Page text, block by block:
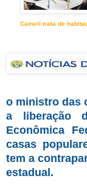
Cameli trata de
o ministro das
a liberação
Econômica
casas
tem a
estadual.